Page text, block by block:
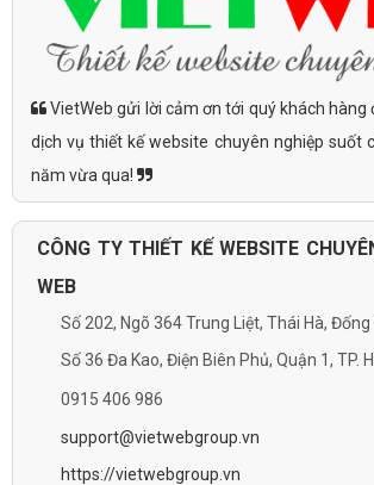
VietWeb gửi lời cảm ơn tới quý khách hàng
dịch vụ thiết kế website chuyên nghiệp suốt
năm vừa qua!
CÔNG TY THIẾT KẾ WEBSITE
WEB
Số 202, Ngõ 364 Trung Liệt, Thái Hà, Đống
Số 36 Đa Kao, Điện Biên Phủ, Quận 1, TP.
0915 406 986
support@vietwebgroup.vn
https://vietwebgroup.vn